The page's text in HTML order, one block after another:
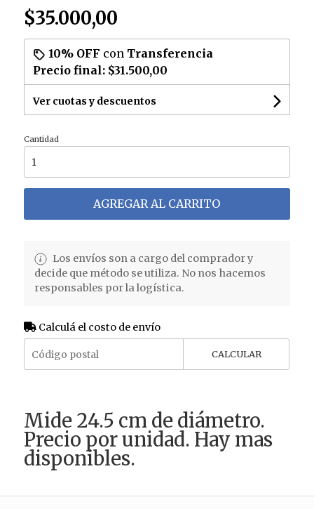
$35.000,00
10% OFF con Transferencia
Precio final: $31.500,00
Ver cuotas y descuentos
Cantidad
AGREGAR AL CARRITO
Los envíos son a cargo del comprador y
decide que método se utiliza. No nos hacemos
responsables por la logística.
Calculá el costo de envío
CALCULAR
Mide 24.5 cm de diámetro.
Precio por unidad. Hay mas
disponibles.